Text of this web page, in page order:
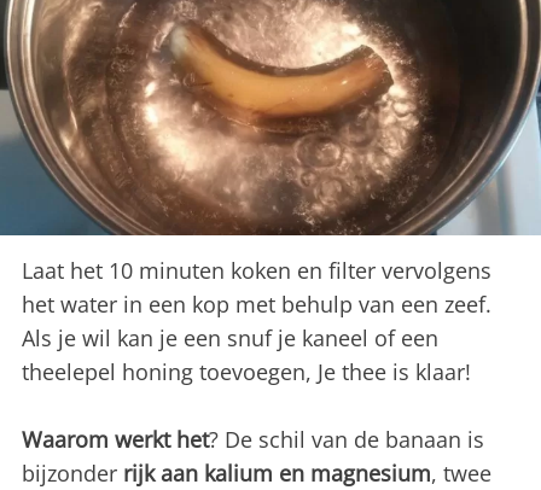
Laat het 10 minuten koken en filter vervolgens
het water in een kop met behulp van een zeef.
Als je wil kan je een snuf je kaneel of een
theelepel honing toevoegen, Je thee is klaar!
Waarom werkt het? De schil van de banaan is
bijzonder rijk aan kalium en magnesium, twee